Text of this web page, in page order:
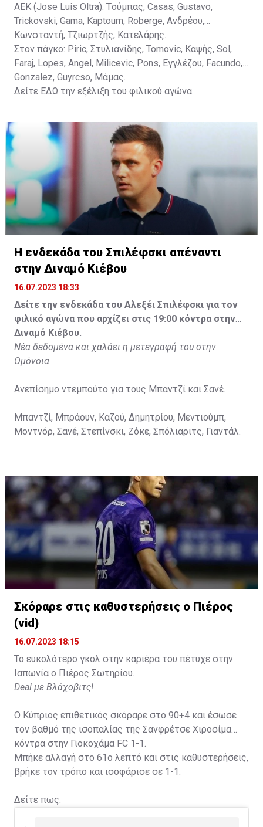
ΑΕΚ (Jose Luis Oltra): Tούμπας, Casas, Gustavo,
Trickovski, Gama, Κaptoum, Roberge, Aνδρέου,
Κωνσταντή, Τζιωρτζής, Κατελάρης.
Στον πάγκο: Piric, Στυλιανίδης, Tomovic, Καψής, Sol,
Faraj, Lopes, Angel, Milicevic, Pons, Εγγλέζου, Facundo,
Gonzalez, Guyrcso, Μάμας.
Δείτε ΕΔΩ την εξέλιξη του φιλικού αγώνα.
Η ενδεκάδα του Σπιλέφσκι απέναντι
στην Διναμό Κιέβου
16.07.2023 18:33
Δείτε την ενδεκάδα του Αλεξέι Σπιλέφσκι για τον
φιλικό αγώνα που αρχίζει στις 19:00 κόντρα στην
Διναμό Κιέβου.
Νέα δεδομένα και χαλάει η μετεγραφή του στην
Ομόνοια
Ανεπίσημο ντεμπούτο για τους Μπαντζί και Σανέ.
Μπαντζί, Μπράουν, Καζού, Δημητρίου, Μεντιούμπ,
Μοντνόρ, Σανέ, Στεπίνσκι, Ζόκε, Σπόλιαριτς, Γιαντάλ.
Σκόραρε στις καθυστερήσεις ο Πιέρος
(vid)
16.07.2023 18:15
Το ευκολότερο γκολ στην καριέρα του πέτυχε στην
Ιαπωνία ο Πιέρος Σωτηρίου.
Deal με Βλάχοβιτς!
Ο Κύπριος επιθετικός σκόραρε στο 90+4 και έσωσε
τον βαθμό της ισοπαλίας της Σανφρέτσε Χιροσίμα
κόντρα στην Γιοκοχάμα FC 1-1.
Μπήκε αλλαγή στο 61ο λεπτό και στις καθυστερήσεις,
βρήκε τον τρόπο και ισοφάρισε σε 1-1.
Δείτε πως: